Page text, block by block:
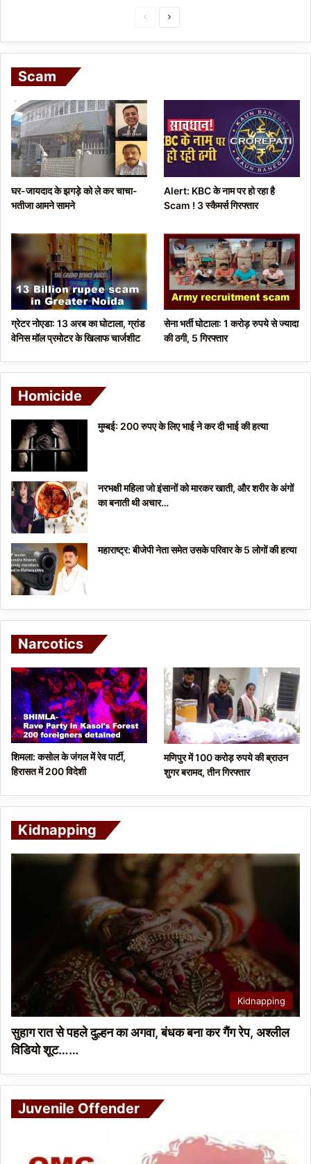
e
u
p
e
x
g
e
Scam
घर-जायदाद के झगड़े को ले कर चाचा-
भतीजा आमने सामने
Alert: KBC के नाम पर हो रहा है
Scam ! 3 स्कैमर्स गिरफ्तार
ग्रेटर नोएडा: 13 अरब का घोटाला, ग्रांड
वेनिस मॉल प्रमोटर के खिलाफ चार्जशीट
सेना भर्ती घोटाला: 1 करोड़ रुपये से ज्यादा
की ठगी, 5 गिरफ्तार
Homicide
मुम्बई: 200 रुपए के लिए भाई ने कर दी भाई की हत्या
नरभक्षी महिला जो इंसानों को मारकर खाती, और शरीर के अंगों
का बनाती थी अचार…
महाराष्ट्र: बीजेपी नेता समेत उसके परिवार के 5 लोगों की हत्या
Narcotics
शिमला: कसोल के जंगल में रेव पार्टी,
हिरासत में 200 विदेशी
मणिपुर में 100 करोड़ रुपये की ब्राउन
शुगर बरामद, तीन गिरफ्तार
Kidnapping
Kidnapping
सुहाग रात से पहले दुल्हन का अगवा, बंधक बना कर गैंग रेप, अश्लील
विडियो शूट……
Juvenile Offender